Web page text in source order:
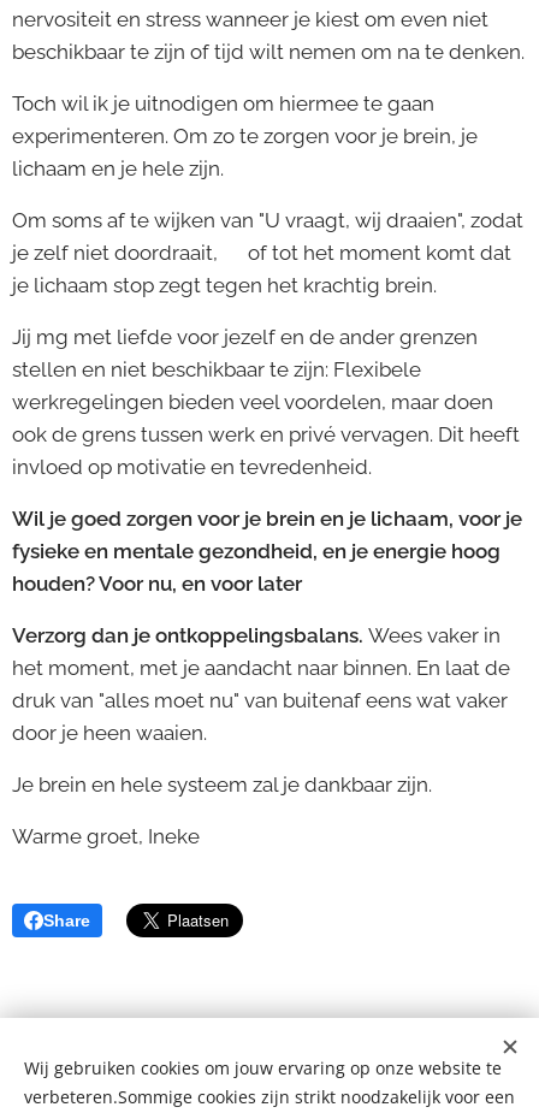
nervositeit en stress wanneer je kiest om even niet
beschikbaar te zijn of tijd wilt nemen om na te denken.
Toch wil ik je uitnodigen om hiermee te gaan
experimenteren. Om zo te zorgen voor je brein, je
lichaam en je hele zijn.
Om soms af te wijken van "U vraagt, wij draaien", zodat
je zelf niet doordraait,🤯 of tot het moment komt dat
je lichaam stop zegt tegen het krachtig brein. 😶
Jij mg met liefde voor jezelf en de ander grenzen
stellen en niet beschikbaar te zijn: Flexibele
werkregelingen bieden veel voordelen, maar doen
ook de grens tussen werk en privé vervagen. Dit heeft
invloed op motivatie en tevredenheid.
Wil je goed zorgen voor je brein en je lichaam, voor je
fysieke en mentale gezondheid, en je energie hoog
houden? Voor nu, en voor later
Verzorg dan je ontkoppelingsbalans. Wees vaker in
het moment, met je aandacht naar binnen. En laat de
druk van "alles moet nu" van buitenaf eens wat vaker
door je heen waaien.
Je brein en hele systeem zal je dankbaar zijn.
Warme groet, Ineke
Share
Wij gebruiken cookies om jouw ervaring op onze website te
verbeteren.Sommige cookies zijn strikt noodzakelijk voor een